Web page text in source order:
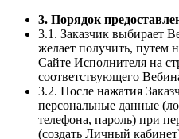
3. Порядок
3.1. Заказчик выбирает
желает получить, путем
Сайте Исполнителя на
соответствующего
3.2. После нажатия
персональные данные
телефона, пароль) при
(создать Личный